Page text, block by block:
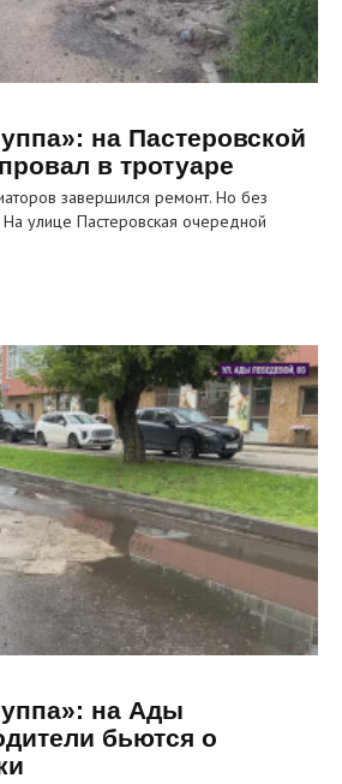
на Пастеровской
в тротуаре
завершился ремонт. Но без
улице Пастеровская очередной
на Ады
бьются о